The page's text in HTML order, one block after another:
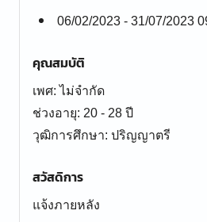
06/02/2023 - 31/07/2023
คุณสมบัติ
เพศ: ไม่จำกัด
ช่วงอายุ: 20 - 28 ปี
สวัสดิการ
แจ้งภายหลัง